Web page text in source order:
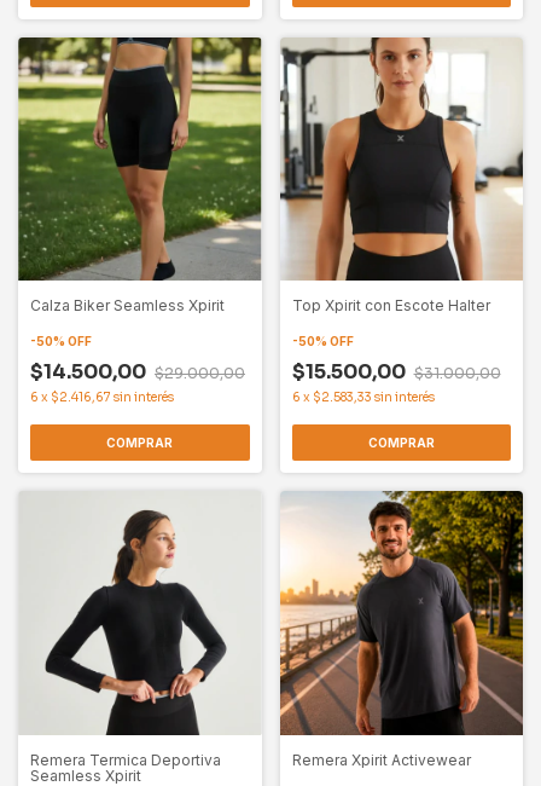
Calza Biker Seamless Xpirit
-50% OFF
$14.500,00 $29.000,00
6 x $2.416,67 sin interés
COMPRAR
Top Xpirit con Escote Halter
-50% OFF
$15.500,00 $31.000,00
6 x $2.583,33 sin interés
COMPRAR
Remera Termica Deportiva
Seamless Xpirit
Remera Xpirit Activewear